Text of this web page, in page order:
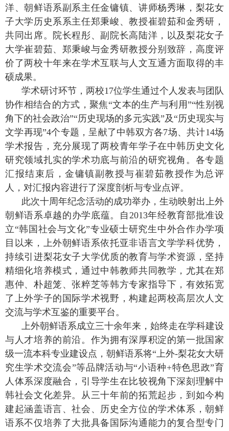
洋、朝鲜语系副系主任金镛镇、讲师杨秀琳，梨花女
子大学历史系系主任郑秉峻、教授崔碧茹和金秀研，
共同出席。院长程彤、副院长高陆洋，以及梨花女子
大学崔碧茹、郑秉峻与金秀研教授分别致辞，高度评
价了两校十年来在学术互联与人文互通方面取得的丰
硕成果。
学术研讨环节，两校17位学生通过个人发表与团队
协作相结合的方式，聚焦“文本的生产与利用”“性别视
角下的社会政治”“历史现场的多元实践”及“历史现实与
文学再现”4个专题，呈献了中韩双方各7场、共计14场
学术报告，充分展现了两校青年学子在中韩历史文化
研究领域扎实的学术功底与前沿的研究视角。各专题
汇报结束后，金镛镇副教授与崔碧茹教授作为总评
人，对汇报内容进行了深度剖析与专业点评。
此次十周年纪念活动的成功举办，生动映射出上外
朝鲜语系卓越的办学底蕴。自 2013年经教育部批准设
立“韩国社会与文化”专业硕士研究生中外合作办学项
目以来，上外朝鲜语系依托亚非语言文学学科优势，
持续引进梨花女子大学优质的教育与学术资源，坚持
精细化培养模式，通过中韩教师共同教学，尤其在郑
惠仲、朴超笼、张粹芝等韩方专家指导下，有效拓宽
了上外学子的国际学术视野，构建起两校高层次人文
交流与学术互鉴的重要平台。
上外朝鲜语系成立三十余年来，始终走在学科建设
与人才培养的前沿。作为拥有深厚积淀的第一批国家
级一流本科专业建设点，朝鲜语系将“上外-梨花女大研
究生学术交流会”等品牌活动与“小语种+特色思政”育
人体系深度融合，引导学生在比较视角下深刻理解中
韩社会文化差异。从三十年前的拓荒起步，到如今构
建起涵盖语言、社会、历史全方位的学术体系，朝鲜
语系不仅培养了大批具备国际沟通能力的复合型专门